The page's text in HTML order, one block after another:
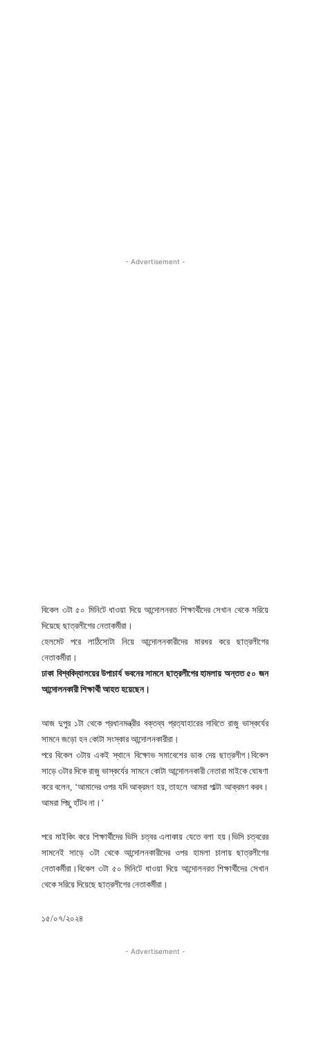
- Advertisement -
বিকেল ৩টা ৫০ মিনিটে ধাওয়া দিয়ে আন্দোলনরত শিক্ষার্থীদের সেখান থেকে সরিয়ে
দিয়েছে ছাত্রলীগের নেতাকর্মীরা।
হেলমেট পরে লাঠিসোটা নিয়ে আন্দোলনকারীদের মারধর করে ছাত্রলীগের
নেতাকর্মীরা।
ঢাকা বিশ্ববিদ্যালয়ের উপাচার্য ভবনের সামনে ছাত্রলীগের হামলায় অন্তত ৫০ জন
আন্দোলনকারী শিক্ষার্থী আহত হয়েছেন।
আজ দুপুর ১টা থেকে প্রধানমন্ত্রীর বক্তব্য প্রত্যাহারের দাবিতে রাজু ভাস্কর্যের
সামনে জড়ো হন কোটা সংস্কার আন্দোলনকারীরা।
পরে বিকেল ৩টায় একই স্থানে বিক্ষোভ সমাবেশের ডাক দেয় ছাত্রলীগ।বিকেল
সাড়ে ৩টার দিকে রাজু ভাস্কর্যের সামনে কোটা আন্দোলনকারী নেতারা মাইকে ঘোষণা
করে বলেন, ‘আমাদের ওপর যদি আক্রমণ হয়, তাহলে আমরা পাল্টা আক্রমণ করব।
আমরা পিছু হাঁটব না।’
পরে মাইকিং করে শিক্ষার্থীদের ভিসি চত্বর এলাকায় যেতে বলা হয়।ভিসি চত্বরের
সামনেই সাড়ে ৩টা থেকে আন্দোলনকারীদের ওপর হামলা চালায় ছাত্রলীগের
নেতাকর্মীরা।বিকেল ৩টা ৫০ মিনিটে ধাওয়া দিয়ে আন্দোলনরত শিক্ষার্থীদের সেখান
থেকে সরিয়ে দিয়েছে ছাত্রলীগের নেতাকর্মীরা।
১৫/০৭/২০২৪
- Advertisement -